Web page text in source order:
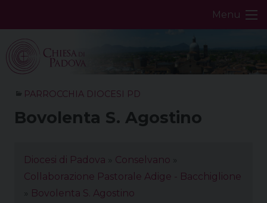
Menu
PARROCCHIA DIOCESI PD
Bovolenta S. Agostino
Diocesi di Padova Conselvano
Collaborazione Pastorale Adige - Bacchiglione
Bovolenta S. Agostino